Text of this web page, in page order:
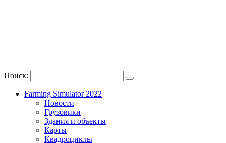
Поиск:
Farming Simulator 2022
Новости
Грузовики
Здания и объекты
Карты
Квадроциклы